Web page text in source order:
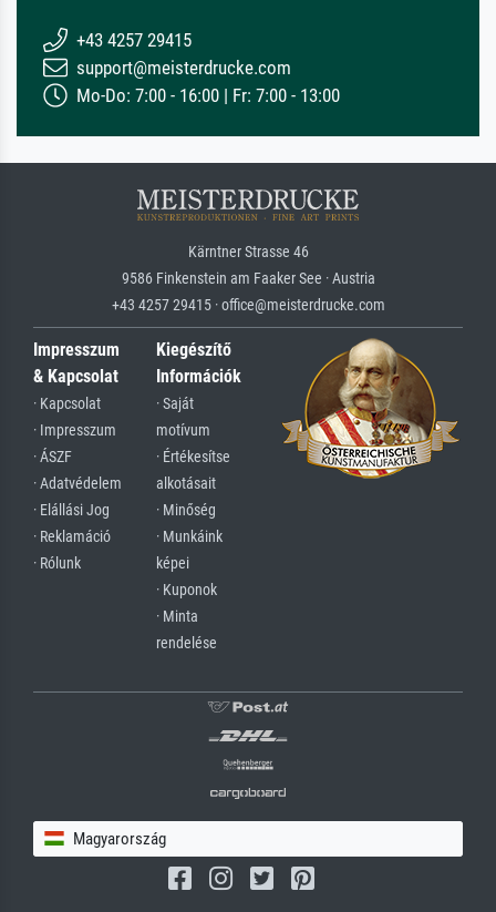
+43 4257 29415
support@meisterdrucke.com
Mo-Do: 7:00 - 16:00 | Fr: 7:00 - 13:00
Kärntner Strasse 46
9586 Finkenstein am Faaker See · Austria
+43 4257 29415 · office@meisterdrucke.com
Impresszum
& Kapcsolat
· Kapcsolat
· Impresszum
· ÁSZF
· Adatvédelem
· Elállási Jog
· Reklamáció
· Rólunk
Kiegészítő
Információk
· Saját
motívum
· Értékesítse
alkotásait
· Minőség
· Munkáink
képei
· Kuponok
· Minta
rendelése
Magyarország